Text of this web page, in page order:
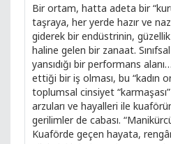
Bir ortam, hatta adeta bir
taşraya, her yerde hazır ve
giderek bir endüstrinin,
haline gelen bir zanaat.
yansıdığı bir performans
ettiği bir iş olması, bu “kadın
toplumsal cinsiyet
arzuları ve hayalleri ile
gerilimler de cabası.
Kuaförde geçen hayata,